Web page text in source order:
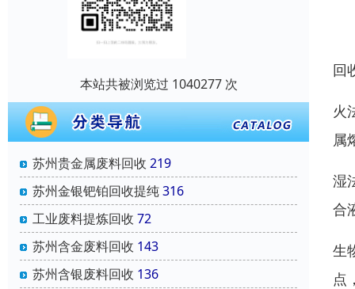
本站共被浏览过 1040277 次
苏州贵金属废料回收 219
苏州金银钯铂回收提纯316
工业废料提炼回收 72
苏州含金废料回收 143
苏州含银废料回收 136
回
火
属
湿
合
生
点